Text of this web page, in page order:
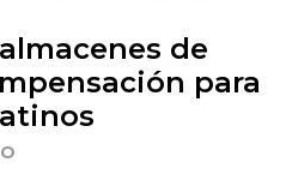
de
para